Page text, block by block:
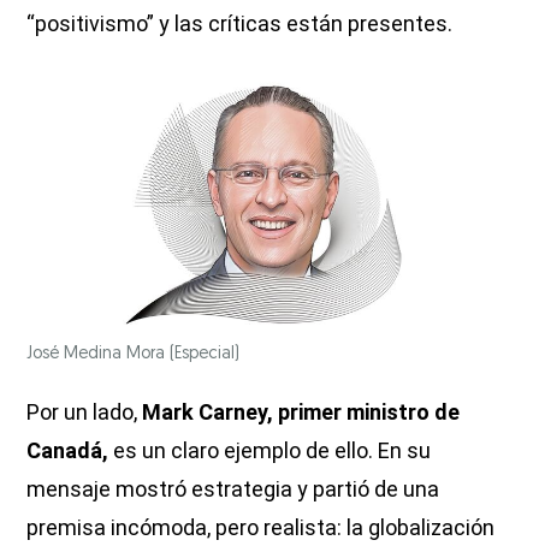
“positivismo” y las críticas están presentes.
José Medina Mora (Especial)
Por un lado, Mark Carney, primer ministro de
Canadá, es un claro ejemplo de ello. En su
mensaje mostró estrategia y partió de una
premisa incómoda, pero realista: la globalización